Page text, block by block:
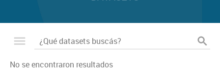
No se encontraron resultados